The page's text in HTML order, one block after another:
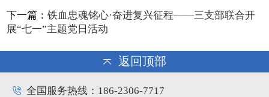
下一篇：铁血忠魂铭心·奋进复兴征程——三支部联合开
展“七一”主题党日活动
返回顶部
全国服务热线：186-2306-7717